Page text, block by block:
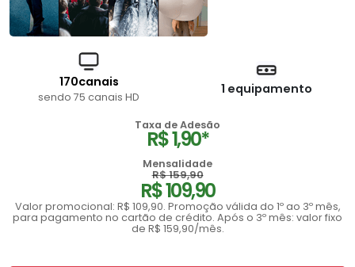
170canais
sendo 75 canais HD
1 equipamento
Taxa de Adesão
R$ 1,90*
Mensalidade
R$ 159,90
R$ 109,90
Valor promocional: R$ 109,90. Promoção válida do 1º ao 3º mês,
para pagamento no cartão de crédito. Após o 3º mês: valor fixo
de R$ 159,90/mês.